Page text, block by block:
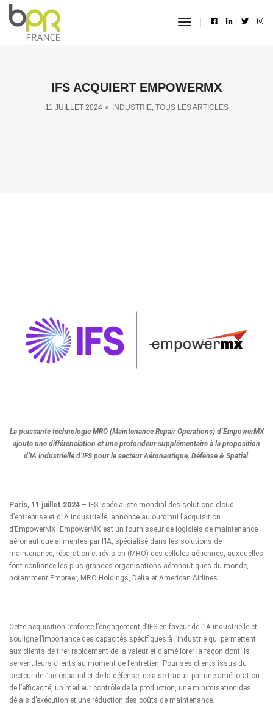
toggle
IFS ACQUIERT EMPOWERMX
11 JUILLET 2024 INDUSTRIE, TOUS LES ARTICLES
La puissante technologie MRO (Maintenance Repair Operations) d’EmpowerMX
ajoute une différenciation et une profondeur supplémentaire à la proposition
d’IA industrielle d’IFS pour le secteur Aéronautique, Défense & Spatial.
Paris, 11 juillet 2024 – IFS, spécialiste mondial des solutions cloud
d’entreprise et d’IA industrielle, annonce aujourd’hui l’acquisition
d’EmpowerMX. EmpowerMX est un fournisseur de logiciels de maintenance
aéronautique alimentés par l’IA, spécialisé dans les solutions de
maintenance, réparation et révision (MRO) des cellules aériennes, auxquelles
font confiance les plus grandes organisations aéronautiques du monde,
notamment Embraer, MRO Holdings, Delta et American Airlines.
Cette acquisition renforce l’engagement d’IFS en faveur de l’IA industrielle et
souligne l’importance des capacités spécifiques à l’industrie qui permettent
aux clients de tirer rapidement de la valeur et d’améliorer la façon dont ils
servent leurs clients au moment de l’entretien. Pour ses clients issus du
secteur de l’aérospatial et de la défense, cela se traduit par une amélioration
de l’efficacité, un meilleur contrôle de la production, une minimisation des
délais d’exécution et une réduction des coûts de maintenance.